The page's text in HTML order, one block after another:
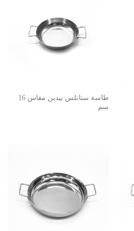
طاسة ستانلس بيدين مقاس 16
سم